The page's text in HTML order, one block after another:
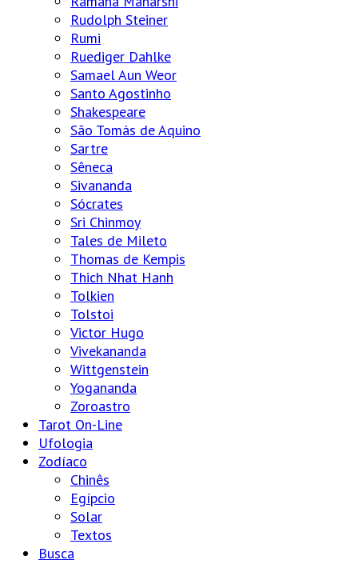
Rudolph Steiner
Rumi
Ruediger Dahlke
Samael Aun Weor
Santo Agostinho
Shakespeare
São Tomás de Aquino
Sartre
Sêneca
Sivananda
Sócrates
Sri Chinmoy
Tales de Mileto
Thomas de Kempis
Thich Nhat Hanh
Tolkien
Tolstoi
Victor Hugo
Vivekananda
Wittgenstein
Yogananda
Zoroastro
Tarot On-Line
Ufologia
Zodíaco
Chinês
Egípcio
Solar
Textos
Busca